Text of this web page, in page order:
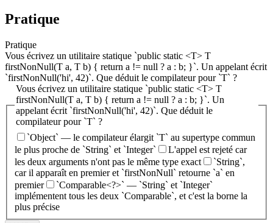
Pratique
Pratique
Vous écrivez un utilitaire statique `public static <T> T
firstNonNull(T a, T b) { return a != null ? a : b; }`. Un appelant écrit
`firstNonNull('hi', 42)`. Que déduit le compilateur pour `T` ?
Vous écrivez un utilitaire statique `public static <T> T
firstNonNull(T a, T b) { return a != null ? a : b; }`. Un
appelant écrit `firstNonNull('hi', 42)`. Que déduit le
compilateur pour `T` ?
`Object` — le compilateur élargit `T` au supertype commun
le plus proche de `String` et `Integer`
L'appel est rejeté car
les deux arguments n'ont pas le même type exact
`String`,
car il apparaît en premier et `firstNonNull` retourne `a` en
premier
`Comparable<?>` — `String` et `Integer`
implémentent tous les deux `Comparable`, et c'est la borne la
plus précise